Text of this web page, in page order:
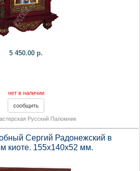
5 450.00 р.
нет в наличии
Русский Паломник
Сергий Радонежский в
киоте. 155х140х52 мм.